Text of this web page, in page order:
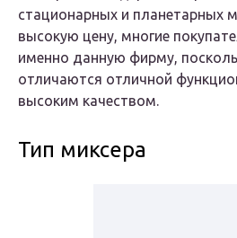
стационарных и планетарных
высокую цену, многие
именно данную фирму,
отличаются отличной
высоким качеством.
Тип миксера